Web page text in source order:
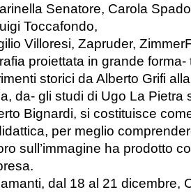
Senatore, Carola
Toccafondo,
Villoresi, Zapruder,
proiettata in grande
storici da Alberto Grifi
da- gli studi di Ugo La Pietra
Bignardi, si costituisce
per meglio
sull’immagine ha prodotto
dal 18 al 21 dicembre,